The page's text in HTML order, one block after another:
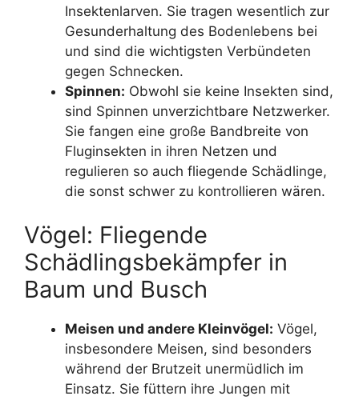
Insektenlarven. Sie tragen wesentlich zur
Gesunderhaltung des Bodenlebens bei
und sind die wichtigsten Verbündeten
gegen Schnecken.
Spinnen: Obwohl sie keine Insekten sind,
sind Spinnen unverzichtbare Netzwerker.
Sie fangen eine große Bandbreite von
Fluginsekten in ihren Netzen und
regulieren so auch fliegende Schädlinge,
die sonst schwer zu kontrollieren wären.
Vögel: Fliegende
Schädlingsbekämpfer in
Baum und Busch
Meisen und andere Kleinvögel: Vögel,
insbesondere Meisen, sind besonders
während der Brutzeit unermüdlich im
Einsatz. Sie füttern ihre Jungen mit